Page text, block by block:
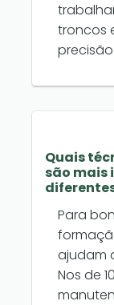
troncos
Quais
são mais
Para
ajudam
Nos de